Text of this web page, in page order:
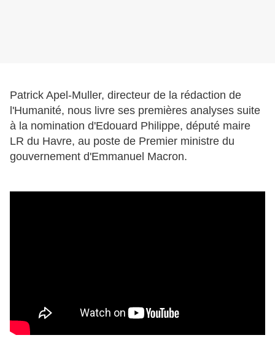
Patrick Apel-Muller, directeur de la rédaction de
l'Humanité, nous livre ses premières analyses suite
à la nomination d'Edouard Philippe, député maire
LR du Havre, au poste de Premier ministre du
gouvernement d'Emmanuel Macron.